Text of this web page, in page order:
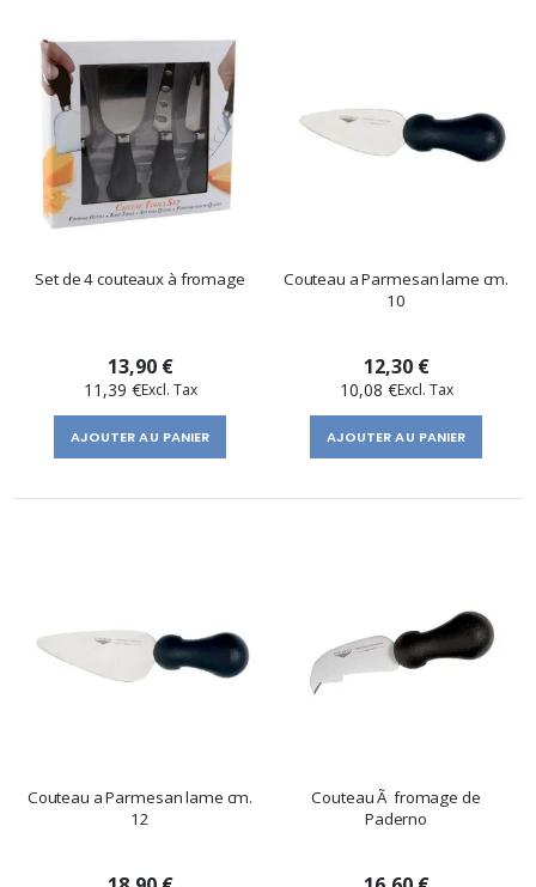
Set de 4 couteaux à fromage
13,90 €
11,39 €
AJOUTER AU PANIER
Couteau a Parmesan lame cm.
10
12,30 €
10,08 €
AJOUTER AU PANIER
Couteau a Parmesan lame cm.
12
Couteau Ã fromage de
Paderno